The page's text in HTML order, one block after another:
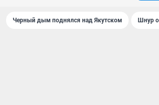
Черный дым поднялся над Якутском Шнур